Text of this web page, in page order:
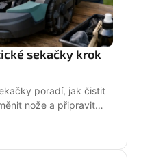
sekačky krok
poradí, jak čistit
nože a připravit